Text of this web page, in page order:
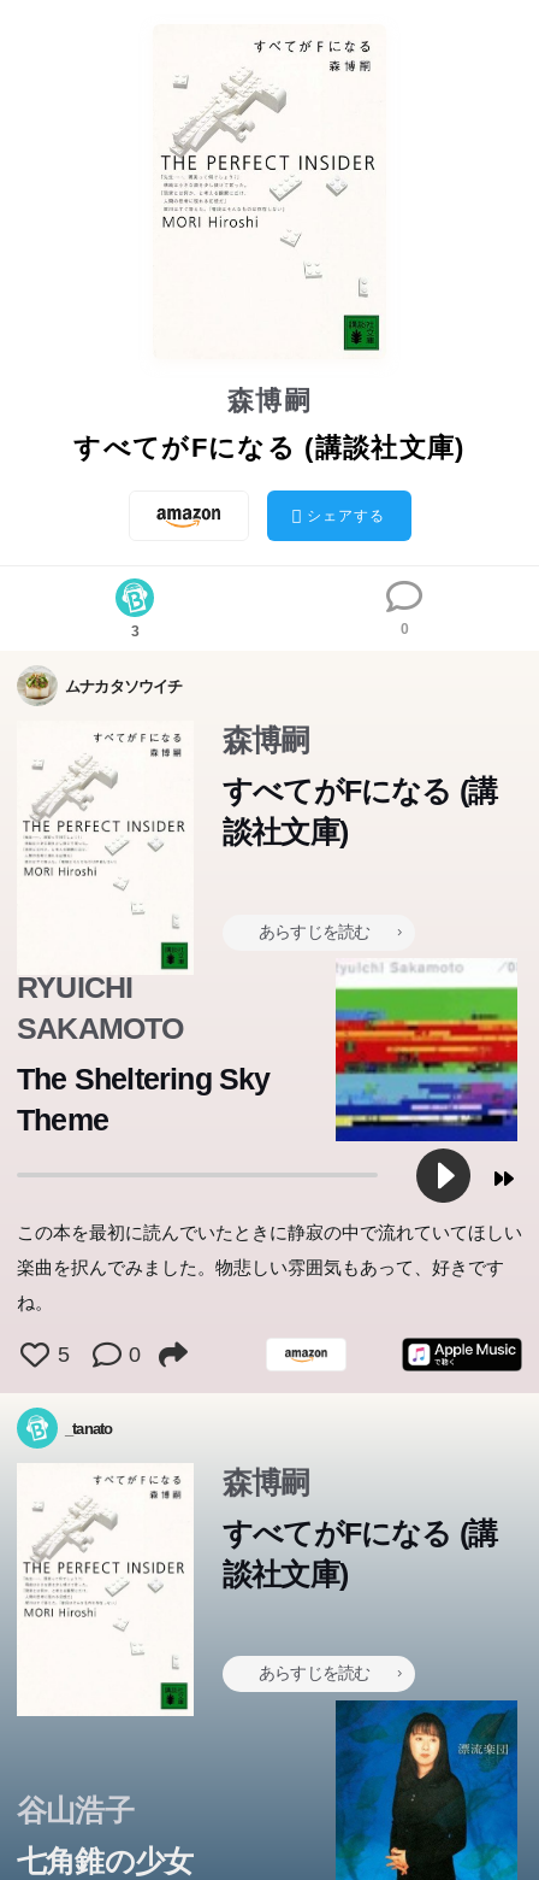
森博嗣
すべてがFになる (講談社文庫)
シェアする
3 0
ムナカタソウイチ
森博嗣
すべてがFになる (講
談社文庫)
あらすじを読む
この本のあらすじは準備中です。Amazonで読むこともでき
ます。
RYUICHI
SAKAMOTO
The Sheltering Sky
Theme
この本を最初に読んでいたときに静寂の中で流れていてほしい
楽曲を択んでみました。物悲しい雰囲気もあって、好きです
ね。
5 0
_tanato
森博嗣
すべてがFになる (講
談社文庫)
あらすじを読む
この本のあらすじは準備中です。Amazonで読むこともでき
ます。
谷山浩子
七角錐の少女
この本のあらすじは準備中です。Amazonで読むこともでき
ます。